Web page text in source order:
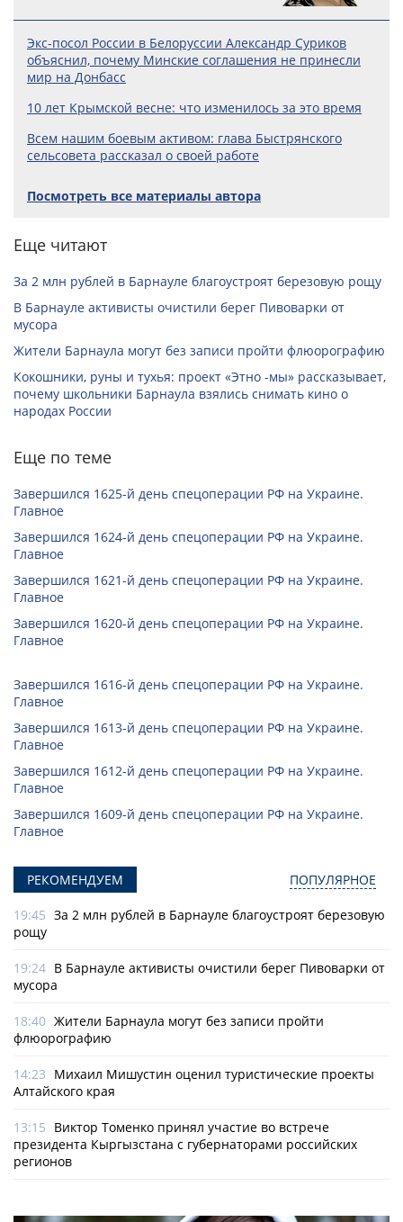
Экс-посол России в Белоруссии Александр Суриков
объяснил, почему Минские соглашения не принесли
мир на Донбасс
10 лет Крымской весне: что изменилось за это время
Всем нашим боевым активом: глава Быстрянского
сельсовета рассказал о своей работе
Посмотреть все материалы автора
Еще читают
За 2 млн рублей в Барнауле благоустроят березовую рощу
В Барнауле активисты очистили берег Пивоварки от
мусора
Жители Барнаула могут без записи пройти флюорографию
Кокошники, руны и тухья: проект «Этно -мы» рассказывает,
почему школьники Барнаула взялись снимать кино о
народах России
Еще по теме
Завершился 1625-й день спецоперации РФ на Украине.
Главное
Завершился 1624-й день спецоперации РФ на Украине.
Главное
Завершился 1621-й день спецоперации РФ на Украине.
Главное
Завершился 1620-й день спецоперации РФ на Украине.
Главное
Завершился 1616-й день спецоперации РФ на Украине.
Главное
Завершился 1613-й день спецоперации РФ на Украине.
Главное
Завершился 1612-й день спецоперации РФ на Украине.
Главное
Завершился 1609-й день спецоперации РФ на Украине.
Главное
РЕКОМЕНДУЕМ ПОПУЛЯРНОЕ
19:45 За 2 млн рублей в Барнауле благоустроят березовую
рощу
19:24 В Барнауле активисты очистили берег Пивоварки от
мусора
18:40 Жители Барнаула могут без записи пройти
флюорографию
14:23 Михаил Мишустин оценил туристические проекты
Алтайского края
13:15 Виктор Томенко принял участие во встрече
президента Кыргызстана с губернаторами российских
регионов